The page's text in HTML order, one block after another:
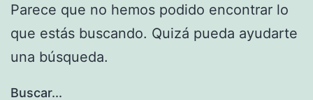
Parece que no hemos podido encontrar lo
que estás buscando. Quizá pueda ayudarte
una búsqueda.
Buscar...